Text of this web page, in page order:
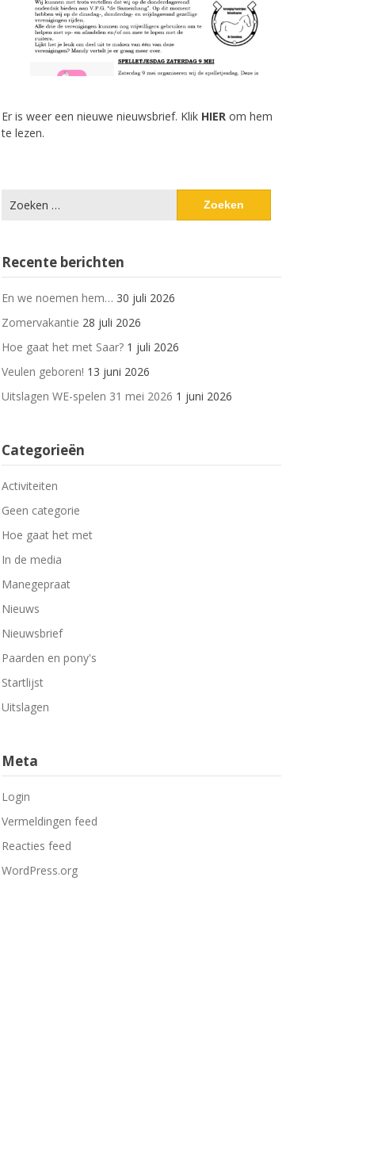
Er is weer een nieuwe nieuwsbrief. Klik HIER om hem
te lezen.
naar:
Recente berichten
En we noemen hem… 30 juli 2026
Zomervakantie 28 juli 2026
Hoe gaat het met Saar? 1 juli 2026
Veulen geboren! 13 juni 2026
Uitslagen WE-spelen 31 mei 2026 1 juni 2026
Categorieën
Activiteiten
Geen categorie
Hoe gaat het met
In de media
Manegepraat
Nieuws
Nieuwsbrief
Paarden en pony's
Startlijst
Uitslagen
Meta
Login
Vermeldingen feed
Reacties feed
WordPress.org